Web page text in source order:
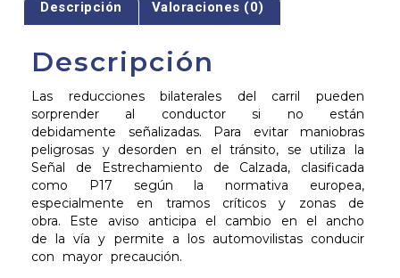
Descripción Valoraciones (0)
Descripción
Las reducciones bilaterales del carril pueden
sorprender al conductor si no están
debidamente señalizadas. Para evitar maniobras
peligrosas y desorden en el tránsito, se utiliza la
Señal de Estrechamiento de Calzada, clasificada
como P17 según la normativa europea,
especialmente en tramos críticos y zonas de
obra. Este aviso anticipa el cambio en el ancho
de la vía y permite a los automovilistas conducir
con mayor precaución.